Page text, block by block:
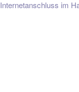
Internetanschluss im